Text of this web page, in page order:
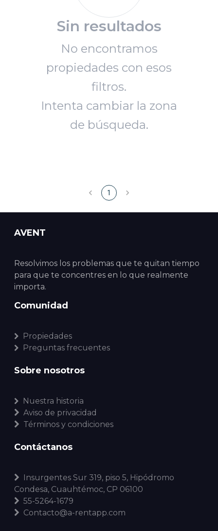
Sin resultados
No encontramos
propiedades con esos
filtros.
Intenta cambiar la zona
de búsqueda.
1
AVENT
Resolvimos los problemas que te quitan tiempo
para que te concentres en lo que realmente
importa.
Comunidad
Propiedades
Preguntas frecuentes
Sobre nosotros
Nuestra historia
Aviso de privacidad
Términos y condiciones
Contáctanos
Insurgentes Sur 319, piso 5, Hipódromo
Condesa, Cuauhtémoc, CP 06100
55-5264-1679
Contacto@a-rentapp.com